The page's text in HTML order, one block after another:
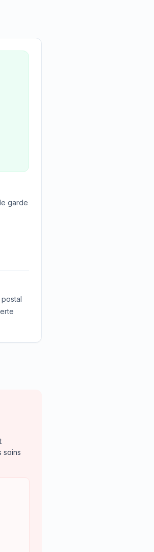
garde
soins